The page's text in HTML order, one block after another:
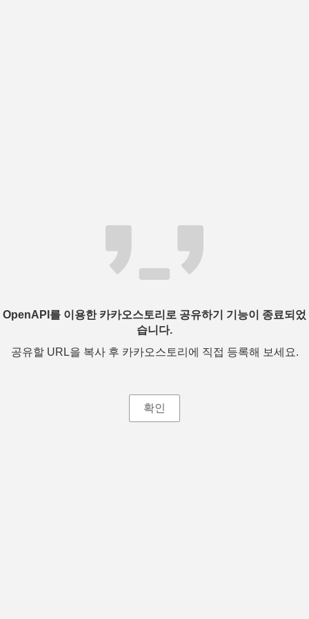
OpenAPI를 이용한 카카오스토리로 공유하기 기능이 종료되었
습니다.
공유할 URL을 복사 후 카카오스토리에 직접 등록해 보세요.
확인